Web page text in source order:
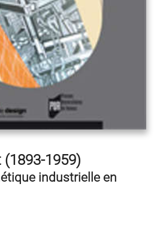
1959)
industrielle en